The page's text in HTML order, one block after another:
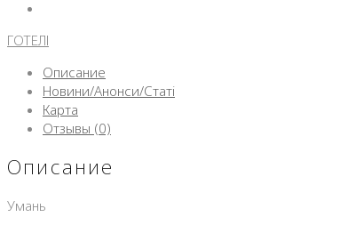
ГОТЕЛІ
Описание
Новини/Анонси/Статі
Карта
Отзывы (0)
Описание
Умань